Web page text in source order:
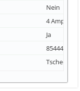
Nein
4 Ampere
Ja
85444290